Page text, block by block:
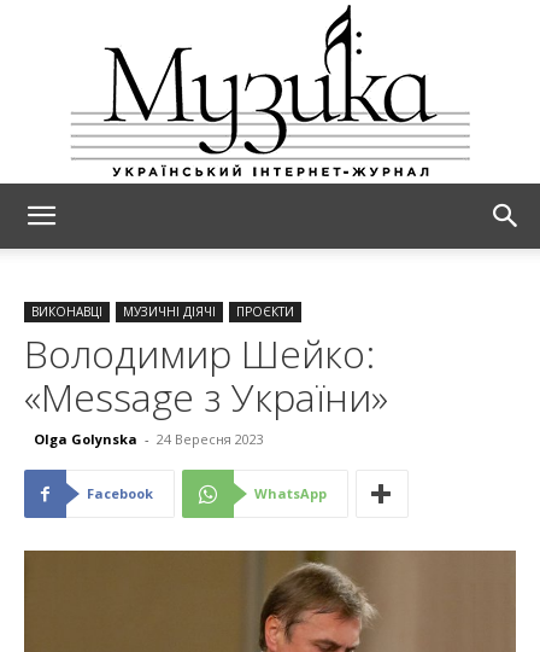
ВИКОНАВЦІ МУЗИЧНІ ДІЯЧІ ПРОЄКТИ
Володимир Шейко:
«Message з України»
Olga Golynska - 24 Вересня 2023
Facebook WhatsApp